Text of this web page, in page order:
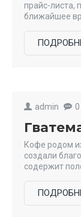
прайс-листа,
ближайшее
admin 0
Кофе родом
создали
содержит